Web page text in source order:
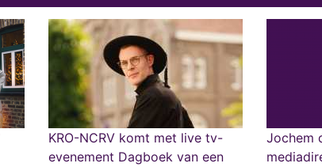
KRO-NCRV komt met live tv-
evenement Dagboek van een
Jochem